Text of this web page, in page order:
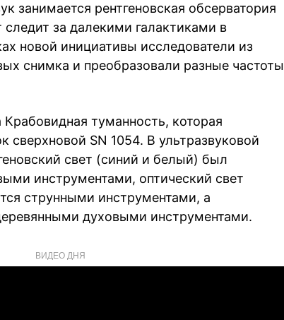
занимается рентгеновская обсерватория
за далекими галактиками в
новой инициативы исследователи из
снимка и преобразовали разные частоты
туманность, которая
сверхновой SN 1054. В ультразвуковой
свет (синий и белый) был
инструментами, оптический свет
струнными инструментами, а
духовыми инструментами.
ВИДЕО ДНЯ